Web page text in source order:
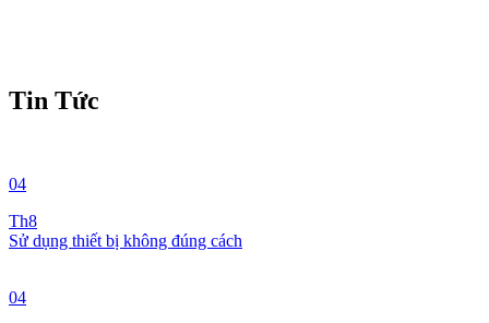
Tin Tức
04
Th8
Sử dụng thiết bị không đúng cách
04